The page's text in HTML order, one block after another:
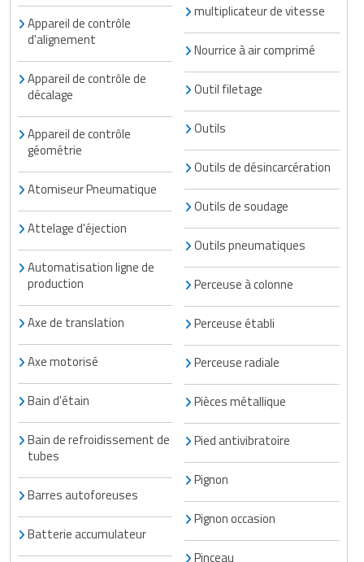
Appareil de contrôle
d'alignement
Appareil de contrôle de
décalage
Appareil de contrôle
géométrie
Atomiseur Pneumatique
Attelage d'éjection
Automatisation ligne de
production
Axe de translation
Axe motorisé
Bain d'étain
Bain de refroidissement de
tubes
Barres autoforeuses
Batterie accumulateur
multiplicateur de vitesse
Nourrice à air comprimé
Outil filetage
Outils
Outils de désincarcération
Outils de soudage
Outils pneumatiques
Perceuse à colonne
Perceuse établi
Perceuse radiale
Pièces métallique
Pied antivibratoire
Pignon
Pignon occasion
Pinceau